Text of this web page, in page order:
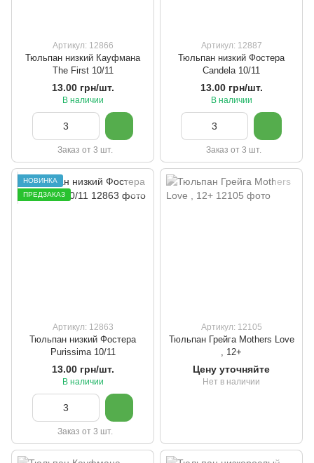
Артикул: 12866
Тюльпан низкий Кауфмана
The First 10/11
13.00 грн/шт.
В наличии
Заказ от 3 шт.
Артикул: 12887
Тюльпан низкий Фостера
Candela 10/11
13.00 грн/шт.
В наличии
Заказ от 3 шт.
НОВИНКА
ПРЕДЗАКАЗ
Артикул: 12863
Тюльпан низкий Фостера
Purissima 10/11
13.00 грн/шт.
В наличии
Заказ от 3 шт.
Артикул: 12105
Тюльпан Грейга Mothers Love
, 12+
Цену уточняйте
Нет в наличии